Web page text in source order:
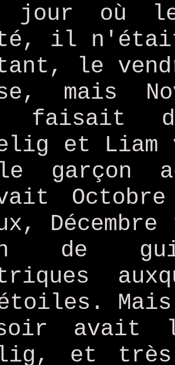
jour où
il
le
mais
faisait
et
garçon
de
avait
et